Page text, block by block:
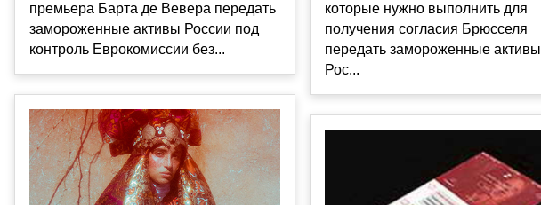
премьера Барта де Вевера передать
замороженные активы России под
контроль Еврокомиссии без...
которые нужно выполнить для
получения согласия Брюсселя
передать замороженные активы
Рос...